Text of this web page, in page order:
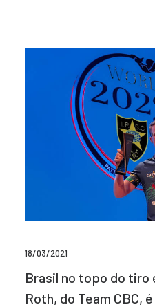
18/03/2021
Brasil no topo do
Roth, do Team CBC,